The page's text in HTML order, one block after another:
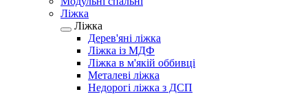
Ліжка
Ліжка
Дерев'яні ліжка
Ліжка із МДФ
Ліжка в м'якій оббивці
Металеві ліжка
Недорогі ліжка з ДСП